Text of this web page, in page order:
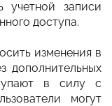
учетной записи
доступа.
изменения в
дополнительных
в силу с
могут